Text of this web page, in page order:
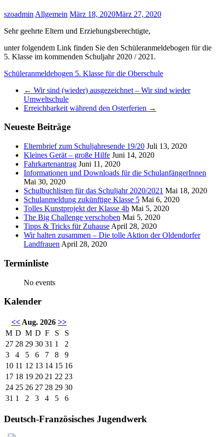
szoadmin Allgemein März 18, 2020März 27, 2020
Sehr geehrte Eltern und Erziehungsberechtigte,
unter folgendem Link finden Sie den Schüleranmeldebogen für die
5. Klasse im kommenden Schuljahr 2020 / 2021.
Schüleranmeldebogen 5. Klasse für die Oberschule
← Wir sind (wieder) ausgezeichnet – Wir sind wieder
Umweltschule
Erreichbarkeit während den Osterferien →
Neueste Beiträge
Elternbrief zum Schuljahresende 19/20 Juli 13, 2020
Kleines Gerät – große Hilfe Juni 14, 2020
Fahrkartenantrag Juni 11, 2020
Informationen und Downloads für die SchulanfängerInnen
Mai 30, 2020
Schulbuchlisten für das Schuljahr 2020/2021 Mai 18, 2020
Schulanmeldung zukünftige Klasse 5 Mai 6, 2020
Tolles Kunstprojekt der Klasse 4b Mai 5, 2020
The Big Challenge verschoben Mai 5, 2020
Tipps & Tricks für Zuhause April 28, 2020
Wir halten zusammen – Die tolle Aktion der Oldendorfer
Landfrauen April 28, 2020
Terminliste
No events
Kalender
<< Aug. 2026 >>
M D M D F S
S
27 28 29 30 31 1
2
3
4 5 6 7 8
9
10 11 12 13 14 15 16
17 18 19 20 21 22 23
24 25 26 27 28 29 30
31 1 2 3 4 5 6
Deutsch-Französisches Jugendwerk